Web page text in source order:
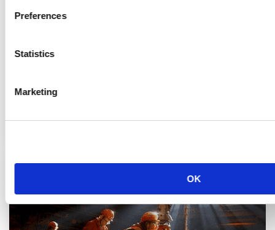
Preferences
Statistics
Marketing
OK
Services d’Ingénierie